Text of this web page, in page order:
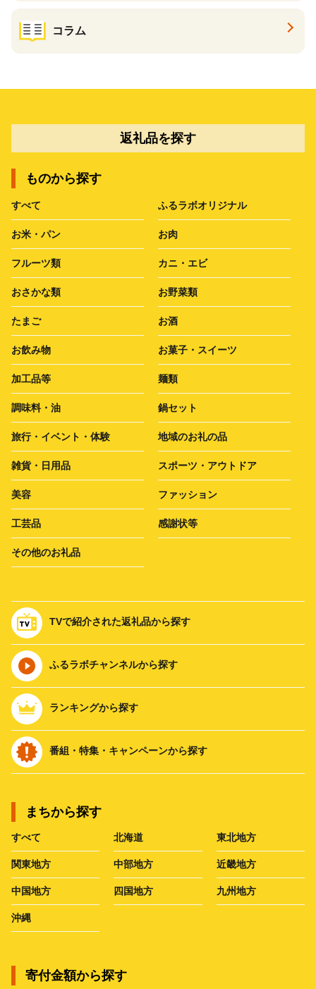
コラム
返礼品を探す
ものから探す
すべて ふるラボオリジナル
お米・パン お肉
フルーツ類 カニ・エビ
おさかな類 お野菜類
たまご お酒
お飲み物 お菓子・スイーツ
加工品等 麺類
調味料・油 鍋セット
旅行・イベント・体験 地域のお礼の品
雑貨・日用品 スポーツ・アウトドア
美容 ファッション
工芸品 感謝状等
その他のお礼品
TVで紹介された返礼品から探す
ふるラボチャンネルから探す
ランキングから探す
番組・特集・キャンペーンから探す
まちから探す
すべて 北海道 東北地方
関東地方 中部地方 近畿地方
中国地方 四国地方 九州地方
沖縄
寄付金額から探す